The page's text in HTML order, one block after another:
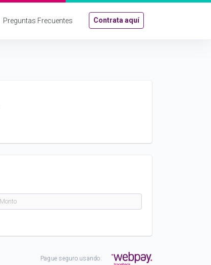
Preguntas Frecuentes Contrata aquí
Pague seguro usando: